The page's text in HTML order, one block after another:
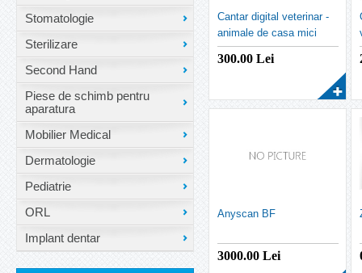
Stomatologie
Sterilizare
Second Hand
Piese de schimb pentru
aparatura
Mobilier Medical
Dermatologie
Pediatrie
ORL
Implant dentar
Cantar digital veterinar -
animale de casa mici
300.00Lei
Anyscan BF
3000.00Lei